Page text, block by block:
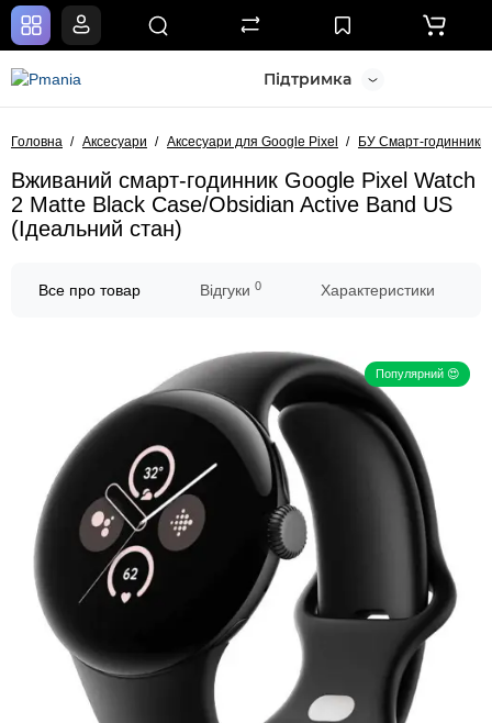
Підтримка
Головна Аксесуари Аксесуари для Google Pixel БУ Смарт-годинники
Вживаний смарт-годинник Google Pixel Watch
2 Matte Black Case/Obsidian Active Band US
(Ідеальний стан)
Все про товар Відгуки 0 Характеристики
Популярний 😍